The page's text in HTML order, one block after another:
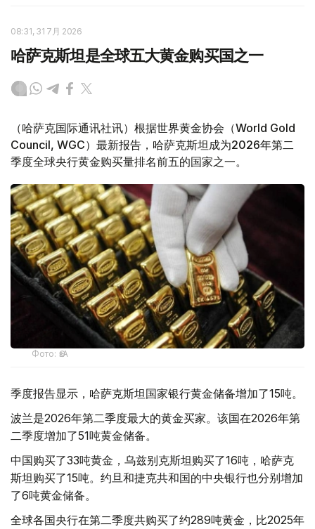
08:31, 31 7月 2026
哈萨克斯坦是全球五大黄金购买国之一
（哈萨克国际通讯社讯）根据世界黄金协会（World Gold
Council, WGC）最新报告，哈萨克斯坦成为2026年第二
季度全球央行黄金购买量排名前五的国家之一。
Фото: ӨзА
季度报告显示，哈萨克斯坦国家银行黄金储备增加了15吨。
波兰是2026年第二季度最大的黄金买家。该国在2026年第
二季度增加了51吨黄金储备。
中国购买了33吨黄金，乌兹别克斯坦购买了16吨，哈萨克
斯坦购买了15吨。约旦和捷克共和国的中央银行也分别增加
了6吨黄金储备。
全球各国央行在第二季度共购买了约289吨黄金，比2025年